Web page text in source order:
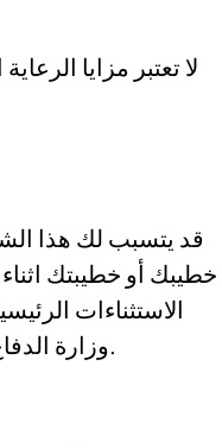
لا تعتبر مزايا
قد يتسبب لك هذا
خطيبك أو خطيبتك
الاستثناءات
وزارة الدفاع و (أحيانًا) مهمة خارجية مؤقتة من قبل شركة مقرها الولايات المتحدة.